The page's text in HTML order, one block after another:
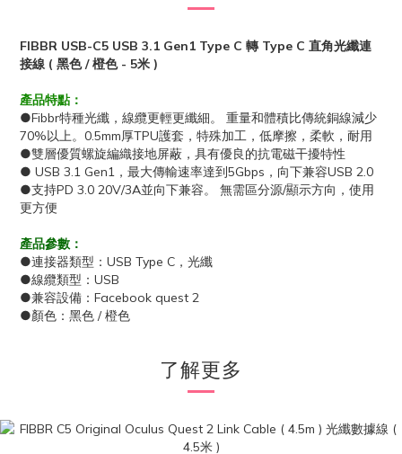
FIBBR USB-C5 USB 3.1 Gen1 Type C 轉 Type C 直角光纖連
接線 ( 黑色 / 橙色 - 5米 )
產品特點：
●Fibbr特種光纖，線纜更輕更纖細。 重量和體積比傳統銅線減少
70%以上。0.5mm厚TPU護套，特殊加工，低摩擦，柔軟，耐用
●雙層優質螺旋編織接地屏蔽，具有優良的抗電磁干擾特性
● USB 3.1 Gen1，最大傳輸速率達到5Gbps，向下兼容USB 2.0
●支持PD 3.0 20V/3A並向下兼容。 無需區分源/顯示方向，使用
更方便
產品參數：
●連接器類型：USB Type C，光纖
●線纜類型：USB
●兼容設備：Facebook quest 2
●顏色：黑色 / 橙色
了解更多